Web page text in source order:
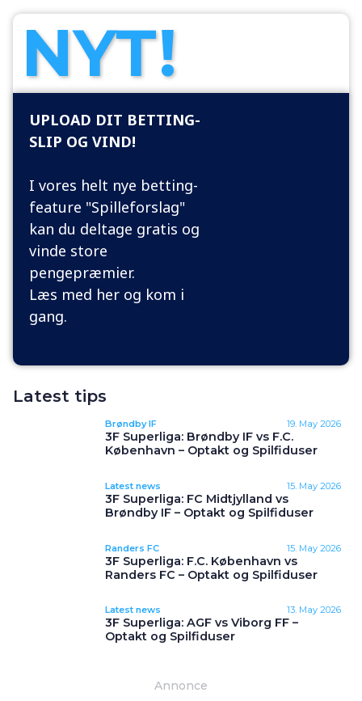
NYT!
UPLOAD DIT BETTING-
SLIP OG VIND!
I vores helt nye betting-
feature "Spilleforslag"
kan du deltage gratis og
vinde store
pengepræmier.
Læs med her og kom i
gang.
Latest tips
Brøndby IF 19. May 2026
3F Superliga: Brøndby IF vs F.C.
København – Optakt og Spilfiduser
Latest news 15. May 2026
3F Superliga: FC Midtjylland vs
Brøndby IF – Optakt og Spilfiduser
Randers FC 15. May 2026
3F Superliga: F.C. København vs
Randers FC – Optakt og Spilfiduser
Latest news 13. May 2026
3F Superliga: AGF vs Viborg FF –
Optakt og Spilfiduser
Annonce